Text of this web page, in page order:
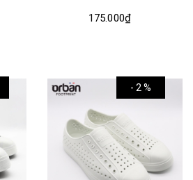
175.000₫
- 2 %